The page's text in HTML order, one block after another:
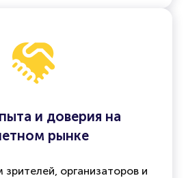
и доверия на
рынке
организаторов и